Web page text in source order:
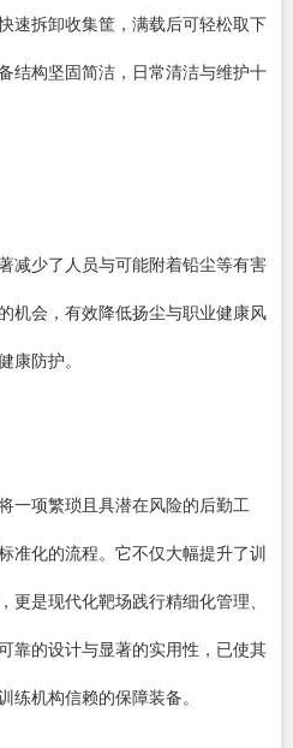
速拆卸收集筐，满载后可轻松取下
结构坚固简洁，日常清洁与维护十
减少了人员与可能附着铅尘等有害
机会，有效降低扬尘与职业健康风
康防护。
一项繁琐且具潜在风险的后勤工
准化的流程。它不仅大幅提升了训
是现代化靶场践行精细化管理、
靠的设计与显著的实用性，已使其
练机构信赖的保障装备。